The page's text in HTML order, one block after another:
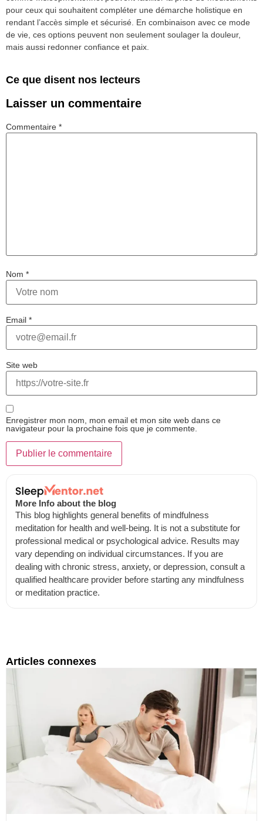
pour ceux qui souhaitent compléter une démarche holistique en
rendant l’accès simple et sécurisé. En combinaison avec ce mode
de vie, ces options peuvent non seulement soulager la douleur,
mais aussi redonner confiance et paix.
Ce que disent nos lecteurs
Laisser un commentaire
Commentaire *
Nom *
Email *
Site web
Enregistrer mon nom, mon email et mon site web dans ce
navigateur pour la prochaine fois que je commente.
More Info about the blog
This blog highlights general benefits of mindfulness
meditation for health and well-being. It is not a substitute for
professional medical or psychological advice. Results may
vary depending on individual circumstances. If you are
dealing with chronic stress, anxiety, or depression, consult a
qualified healthcare provider before starting any mindfulness
or meditation practice.
Articles connexes